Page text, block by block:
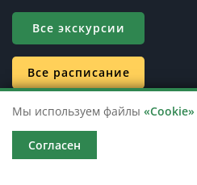
Все экскурсии
Все расписание
Информация
Контакты
Мы используем файлы «Cookie»
Согласен